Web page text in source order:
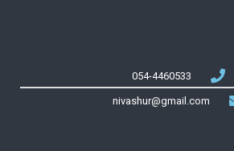
054-4460533
nivashur@gmail.com